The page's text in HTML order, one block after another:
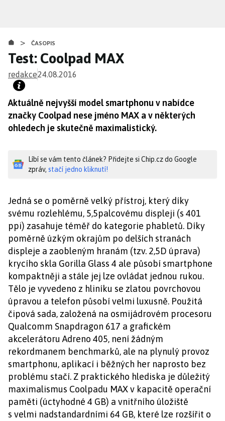
obsahu
> ČASOPIS
Test: Coolpad MAX
redakce24.08.2016
Aktuálně nejvyšší model smartphonu v nabídce
značky Coolpad nese jméno MAX a v některých
ohledech je skutečně maximalistický.
Líbí se vám tento článek? Přidejte si Chip.cz do Google
zpráv, stačí jedno kliknutí!
Jedná se o poměrně velký přístroj, který díky
svému rozlehlému, 5,5palcovému displeji (s 401
ppi) zasahuje téměř do kategorie phabletů. Díky
poměrně úzkým okrajům po delších stranách
displeje a zaobleným hranám (tzv. 2,5D úprava)
krycího skla Gorilla Glass 4 ale působí smartphone
kompaktněji a stále jej lze ovládat jednou rukou.
Tělo je vyvedeno z hliníku se zlatou povrchovou
úpravou a telefon působí velmi luxusně. Použitá
čipová sada, založená na osmijádrovém procesoru
Qualcomm Snapdragon 617 a grafickém
akcelerátoru Adreno 405, není žádným
rekordmanem benchmarků, ale na plynulý provoz
smartphonu, aplikací i běžných her naprosto bez
problému stačí. Z praktického hlediska je důležitý
maximalismus Coolpadu MAX v kapacitě operační
paměti (úctyhodné 4 GB) a vnitřního úložiště
s velmi nadstandardními 64 GB, které lze rozšířit o